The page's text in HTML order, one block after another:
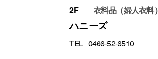
2F 衣料品（婦人衣料）
ハニーズ
TEL 0466-52-6510